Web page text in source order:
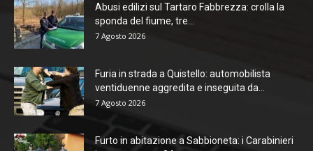
Abusi edilizi sul Tartaro Fabbrezza: crolla la
sponda del fiume, tre...
7 Agosto 2026
Furia in strada a Quistello: automobilista
ventiduenne aggredita e inseguita da...
7 Agosto 2026
Furto in abitazione a Sabbioneta: i Carabinieri